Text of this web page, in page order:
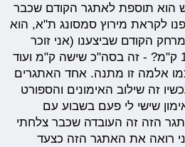
תוספת לאתגר הקודם שכבר
לקראת מירוץ סמסונג ת"א, הוא
הקודם שביצענו (אני זוכר
שהיא אמרה לי: 'מה זה 10 ק"מ? - זה בסה"כ שישה ק"מ ועוד
אלמה זו מתנה. אחד האתגרים
זה שילוב האימונים והספורט
שישי לי פעם בשבוע עם
הזה זה העובדה שכבר צלחתי
רואה את האתגר הזה כצעד